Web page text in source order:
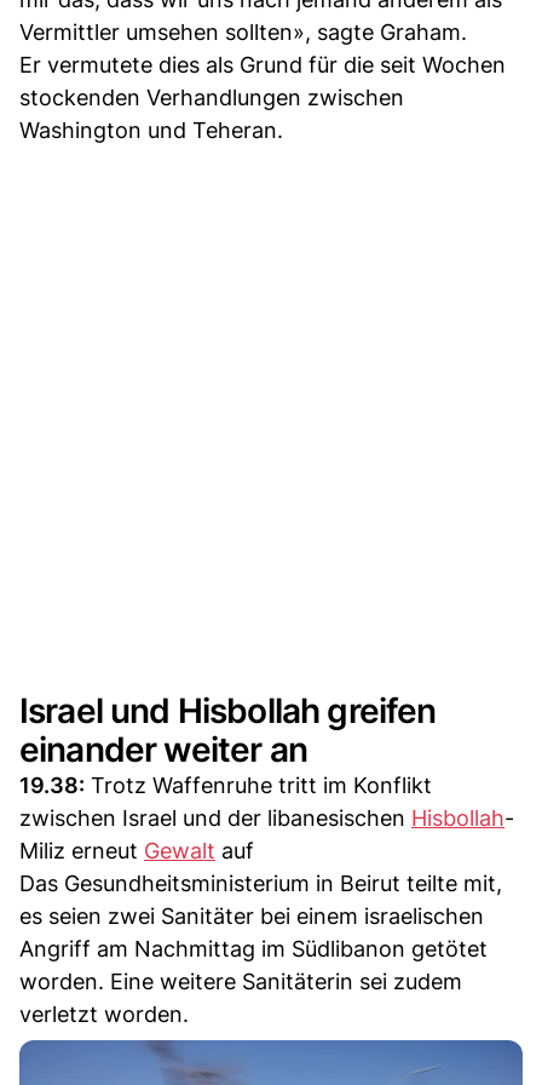
Vermittler umsehen sollten», sagte Graham.
Er vermutete dies als Grund für die seit Wochen
stockenden Verhandlungen zwischen
Washington und Teheran.
Israel und Hisbollah greifen
einander weiter an
19.38: Trotz Waffenruhe tritt im Konflikt
zwischen Israel und der libanesischen Hisbollah-
Miliz erneut Gewalt auf
Das Gesundheitsministerium in Beirut teilte mit,
es seien zwei Sanitäter bei einem israelischen
Angriff am Nachmittag im Südlibanon getötet
worden. Eine weitere Sanitäterin sei zudem
verletzt worden.